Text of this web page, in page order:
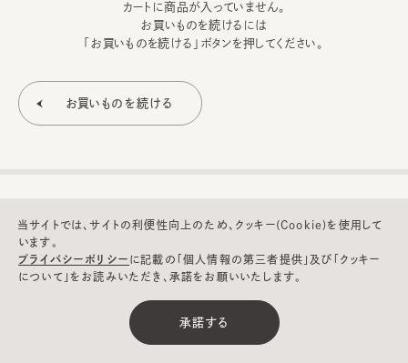
カートに商品が入っていません。
お買いものを続けるには
「お買いものを続ける」ボタンを押してください。
©CA4LA INC. All Rights Reserved.
当サイトでは、サイトの利便性向上のため、クッキー(Cookie)を使用して
います。
プライバシーポリシー に記載の「個人情報の第三者提供」及び「クッキー
について」をお読みいただき、承諾をお願いいたします。
承諾する